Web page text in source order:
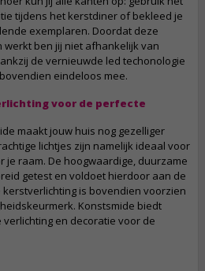
tijdens het kerstdiner of bekleed je
exemplaren. Doordat deze
ben jij niet afhankelijk van
de vernieuwde led techonologie
eindeloos mee.
voor de perfecte
maakt jouw huis nog gezelliger
lichtjes zijn namelijk ideaal voor
je raam. De hoogwaardige, duurzame
getest en voldoet hierdoor aan de
is bovendien voorzien
Konstsmide biedt
en decoratie voor de